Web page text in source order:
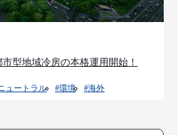
型地域冷房の本格運用開始！
ュートラル #環境​ #海外